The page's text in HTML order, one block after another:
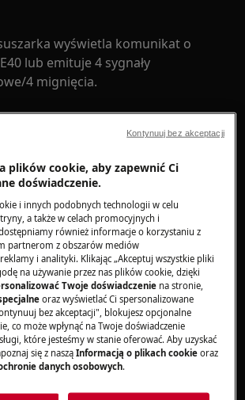
wyświetla komunikat o
lub emituje 4 sygnały
4 mignięcia.
czy drzwipralko-suszarki
należy mocno docisnąć drzwi.
charakterystyczne kliknięcie.
czy pranie nie utknęło
drzwi i szybą.
plików cookie, aby zapewnić Ci
doświadczenie.
i innych podobnych technologii w celu
a także w celach promocyjnych i
również informacje o korzystaniu z
partnerom z obszarów mediów
i analityki. Klikając „Akceptuj wszystkie pliki
na używanie przez nas plików cookie, dzięki
Twoje doświadczenie na stronie,
oraz wyświetlać Ci spersonalizowane
bez akceptacji", blokujesz opcjonalne
co może wpłynąć na Twoje doświadczenie
które jesteśmy w stanie oferować. Aby uzyskać
się z nasząInformacją o plikach cookie oraz
danych osobowych.
Kontynuuj bez akceptacji